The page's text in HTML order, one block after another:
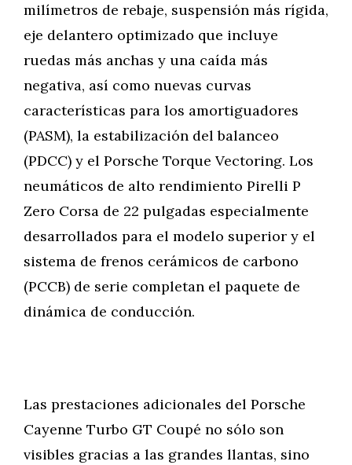
milímetros de rebaje, suspensión más rígida,
eje delantero optimizado que incluye
ruedas más anchas y una caída más
negativa, así como nuevas curvas
características para los amortiguadores
(PASM), la estabilización del balanceo
(PDCC) y el Porsche Torque Vectoring. Los
neumáticos de alto rendimiento Pirelli P
Zero Corsa de 22 pulgadas especialmente
desarrollados para el modelo superior y el
sistema de frenos cerámicos de carbono
(PCCB) de serie completan el paquete de
dinámica de conducción.
Las prestaciones adicionales del Porsche
Cayenne Turbo GT Coupé no sólo son
visibles gracias a las grandes llantas, sino